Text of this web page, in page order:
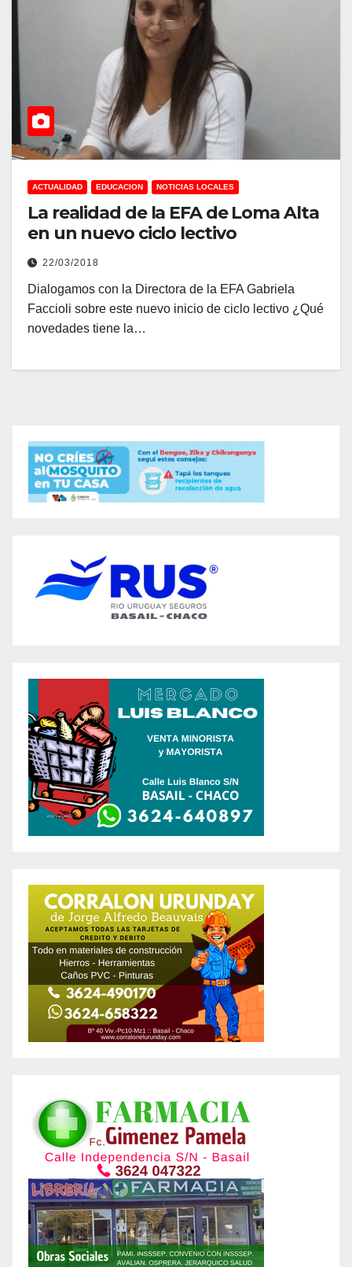
ACTUALIDAD EDUCACION NOTICIAS LOCALES
La realidad de la EFA de Loma Alta
en un nuevo ciclo lectivo
22/03/2018
Dialogamos con la Directora de la EFA Gabriela
Faccioli sobre este nuevo inicio de ciclo lectivo ¿Qué
novedades tiene la…